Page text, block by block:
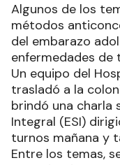
Algunos de los
métodos
del embarazo
enfermedades de
Un equipo del
trasladó a la
brindó una charla
Integral (ESI)
turnos mañana y
Entre los temas,